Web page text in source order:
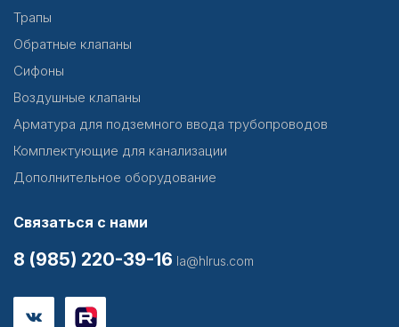
Трапы
Обратные клапаны
Сифоны
Воздушные клапаны
Арматура для подземного ввода трубопроводов
Комплектующие для канализации
Дополнительное оборудование
Связаться с нами
8 (985) 220-39-16 la@hlrus.com